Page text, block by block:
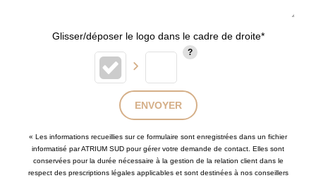
Glisser/déposer le logo dans le cadre de droite*
ENVOYER
« Les informations recueillies sur ce formulaire sont enregistrées dans un fichier
informatisé par ATRIUM SUD pour gérer votre demande de contact. Elles sont
conservées pour la durée nécessaire à la gestion de la relation client dans le
respect des prescriptions légales applicables et sont destinées à nos conseillers